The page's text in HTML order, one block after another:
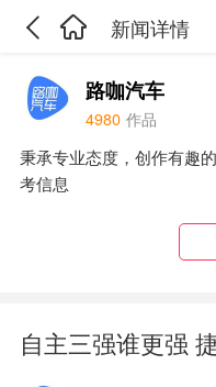
新闻详情
路咖汽车
4980 作品
秉承专业态度，创作有趣
考信息
自主三强谁更强